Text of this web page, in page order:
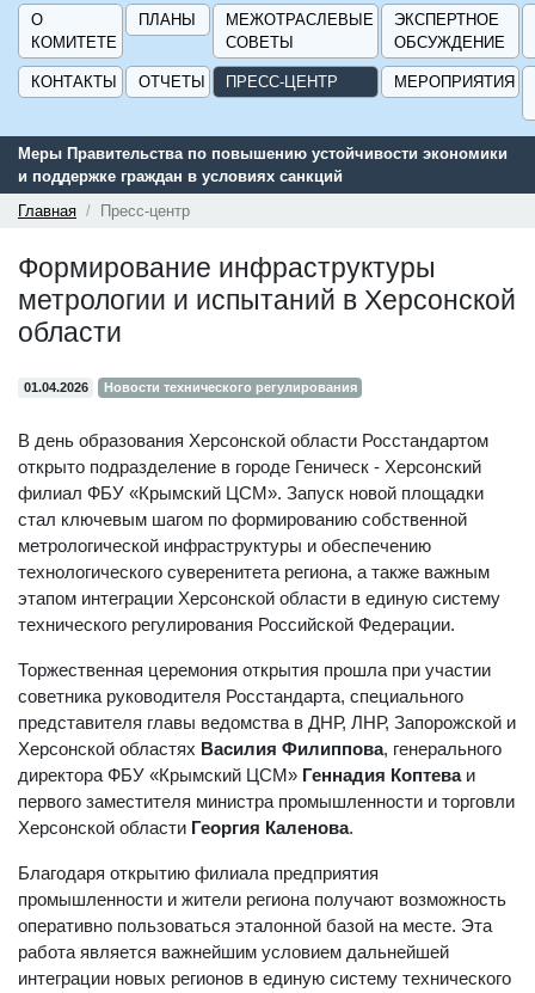
О
КОМИТЕТЕ
ПЛАНЫ
МЕЖОТРАСЛЕВЫЕ
СОВЕТЫ
ЭКСПЕРТНОЕ
ОБСУЖДЕНИЕ
КОНТАКТЫ ОТЧЕТЫ ПРЕСС-ЦЕНТР МЕРОПРИЯТИЯ
Правительства по повышению устойчивости экономики
граждан в условиях санкций
Сервис
ГИСП».
Главная Пресс-центр
Формирование инфраструктуры
метрологии и испытаний в Херсонской
области
01.04.2026 Новости технического регулирования
В день образования Херсонской области Росстандартом
открыто подразделение в городе Геническ - Херсонский
филиал ФБУ «Крымский ЦСМ». Запуск новой площадки
стал ключевым шагом по формированию собственной
метрологической инфраструктуры и обеспечению
технологического суверенитета региона, а также важным
этапом интеграции Херсонской области в единую систему
технического регулирования Российской Федерации.
Торжественная церемония открытия прошла при участии
советника руководителя Росстандарта, специального
представителя главы ведомства в ДНР, ЛНР, Запорожской и
Херсонской областях Василия Филиппова, генерального
директора ФБУ «Крымский ЦСМ» Геннадия Коптеваи
первого заместителя министра промышленности и торговли
Херсонской области Георгия Каленова.
Благодаря открытию филиала предприятия
промышленности и жители региона получают возможность
оперативно пользоваться эталонной базой на месте. Эта
работа является важнейшим условием дальнейшей
интеграции новых регионов в единую систему технического